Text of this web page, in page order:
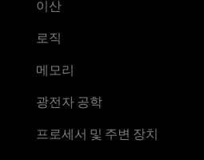
이산
로직
메모리
광전자 공학
프로세서 및 주변 장치